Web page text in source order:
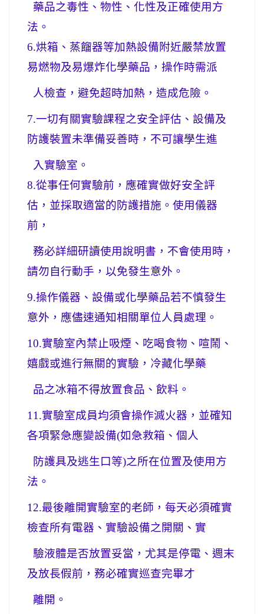
藥品之毒性、物性、化性及正確使用方
法。
6.烘箱、蒸餾器等加熱設備附近嚴禁放置
易燃物及易爆炸化學藥品，操作時需派
人檢查，避免超時加熱，造成危險。
7.一切有關實驗課程之安全評估、設備及
防護裝置未準備妥善時，不可讓學生進
入實驗室。
8.從事任何實驗前，應確實做好安全評
估，並採取適當的防護措施。使用儀器
前，
務必詳細研讀使用說明書，不會使用時，
請勿自行動手，以免發生意外。
9.操作儀器、設備或化學藥品若不慎發生
意外，應儘速通知相關單位人員處理。
10.實驗室內禁止吸煙、吃喝食物、喧鬧、
嬉戲或進行無關的實驗，冷藏化學藥
品之冰箱不得放置食品、飲料。
11.實驗室成員均須會操作滅火器，並確知
各項緊急應變設備(如急救箱、個人
防護具及逃生口等)之所在位置及使用方
法。
12.最後離開實驗室的老師，每天必須確實
檢查所有電器、實驗設備之開關、實
驗液體是否放置妥當， 尤其是停電、週末
及放長假前，務必確實巡查完畢才
離開。